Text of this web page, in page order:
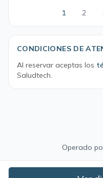
1 2
CONDICIONES DE
Al reservar aceptas los
Saludtech.
Operado